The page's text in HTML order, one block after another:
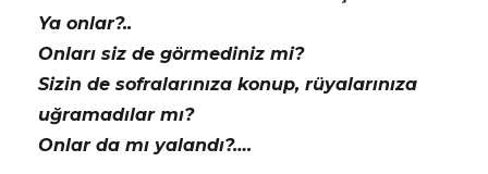
Ya onlar?..
Onları siz de görmediniz mi?
Sizin de sofralarınıza konup, rüyalarınıza
uğramadılar mı?
Onlar da mı yalandı?….